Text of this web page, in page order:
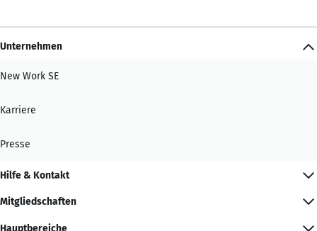
Unternehmen
New Work SE
Karriere
Presse
Hilfe & Kontakt
Mitgliedschaften
Hauptbereiche